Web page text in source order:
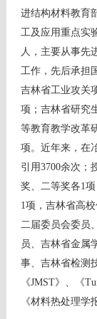
进结构材料教育
工及应用重点实
人，主要从事先
工作，先后承担
吉林省工业攻关
项；吉林省研究
等教育教学改革
项。近年来，在
引用3700余次；
奖、二等奖各1
1项，吉林省高
二届委员会委员
员、吉林省金属
事、吉林省检测
《JMST》、《
《材料热处理学